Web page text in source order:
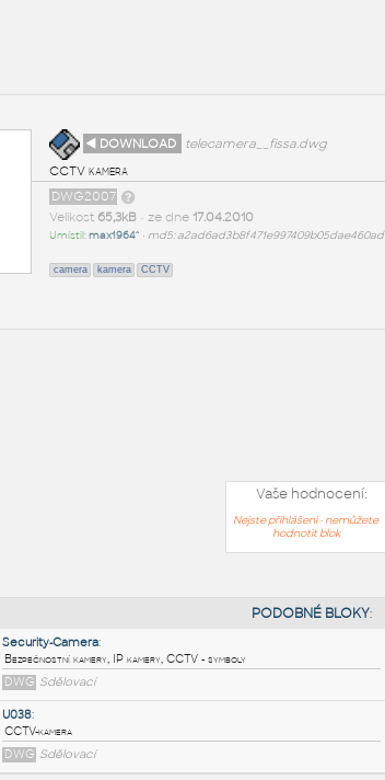
◄ DOWNLOAD
telecamera__fissa.dwg
CCTV kamera
DWG2007
Velikost 65,3kB• ze dne 17.04.2010
Umístil:max1964^ • md5: a2ad6ad3b8f471e997409b05dae460ad
camera kamera CCTV
Vaše hodnocení:
Nejste přihlášeni - nemůžete
hodnotit blok